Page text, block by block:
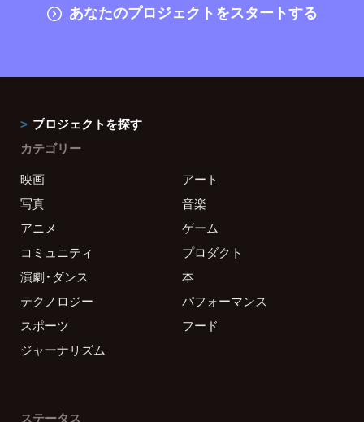
あなたのプロジェクトをスタートする
プロジェクトを探す
カテゴリー
映画
アート
写真
音楽
アニメ
ゲーム
コミュニティ
プロダクト
演劇・ダンス
本
テクノロジー
パフォーマンス
スポーツ
フード
ジャーナリズム
ステータス